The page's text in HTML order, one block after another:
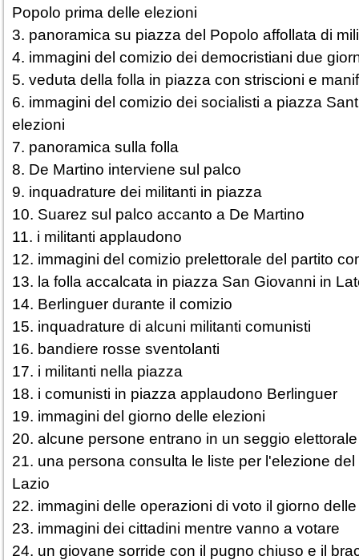
Popolo prima delle elezioni
3. panoramica su piazza del Popolo affollata di
4. immagini del comizio dei democristiani due
5. veduta della folla in piazza con striscioni e
6. immagini del comizio dei socialisti a piazza
elezioni
7. panoramica sulla folla
8. De Martino interviene sul palco
9. inquadrature dei militanti in piazza
10. Suarez sul palco accanto a De Martino
11. i militanti applaudono
12. immagini del comizio prelettorale del partito
13. la folla accalcata in piazza San Giovanni in
14. Berlinguer durante il comizio
15. inquadrature di alcuni militanti comunisti
16. bandiere rosse sventolanti
17. i militanti nella piazza
18. i comunisti in piazza applaudono Berlinguer
19. immagini del giorno delle elezioni
20. alcune persone entrano in un seggio elettorale
21. una persona consulta le liste per l'elezione
Lazio
22. immagini delle operazioni di voto il giorno
23. immagini dei cittadini mentre vanno a votare
24. un giovane sorride con il pugno chiuso e il